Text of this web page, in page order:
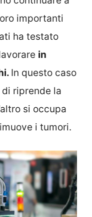
importanti
ha testato
in
In questo caso
riprende la
si occupa
i tumori.